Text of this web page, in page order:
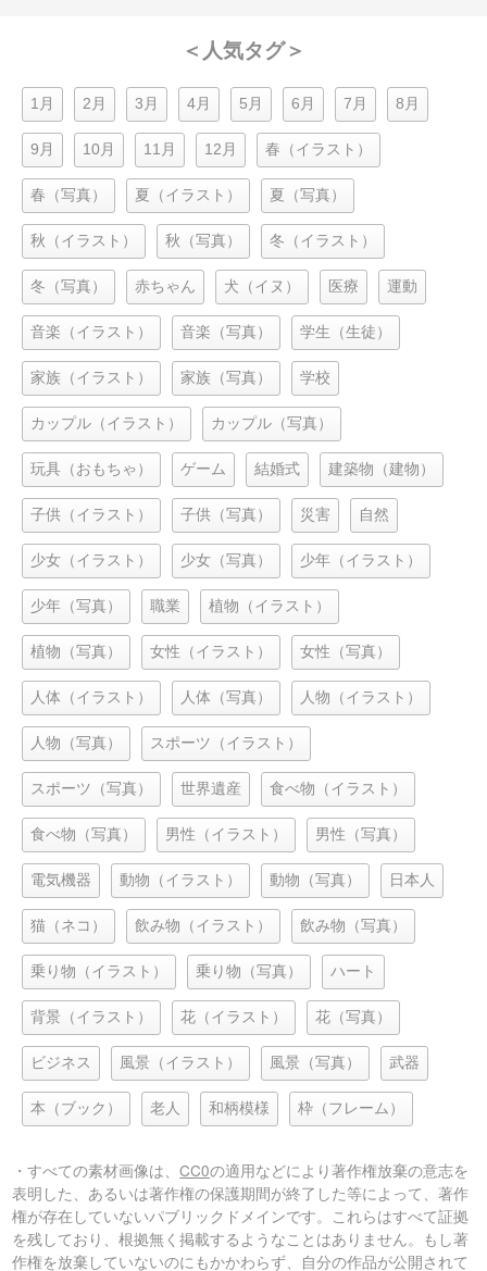
＜人気タグ＞
1月 2月 3月 4月 5月 6月 7月 8月
9月 10月 11月 12月 春（イラスト）
春（写真） 夏（イラスト） 夏（写真）
秋（イラスト） 秋（写真） 冬（イラスト）
冬（写真） 赤ちゃん 犬（イヌ） 医療 運動
音楽（イラスト） 音楽（写真） 学生（生徒）
家族（イラスト） 家族（写真） 学校
カップル（イラスト） カップル（写真）
玩具（おもちゃ） ゲーム 結婚式 建築物（建物）
子供（イラスト） 子供（写真） 災害 自然
少女（イラスト） 少女（写真） 少年（イラスト）
少年（写真） 職業 植物（イラスト）
植物（写真） 女性（イラスト） 女性（写真）
人体（イラスト） 人体（写真） 人物（イラスト）
人物（写真） スポーツ（イラスト）
スポーツ（写真） 世界遺産 食べ物（イラスト）
食べ物（写真） 男性（イラスト） 男性（写真）
電気機器 動物（イラスト） 動物（写真） 日本人
猫（ネコ） 飲み物（イラスト） 飲み物（写真）
乗り物（イラスト） 乗り物（写真） ハート
背景（イラスト） 花（イラスト） 花（写真）
ビジネス 風景（イラスト） 風景（写真） 武器
本（ブック） 老人 和柄模様 枠（フレーム）
・すべての素材画像は、CC0の適用などにより著作権放棄の意志を
表明した、あるいは著作権の保護期間が終了した等によって、著作
権が存在していないパブリックドメインです。これらはすべて証拠
を残しており、根拠無く掲載するようなことはありません。もし著
作権を放棄していないのにもかかわらず、自分の作品が公開されて